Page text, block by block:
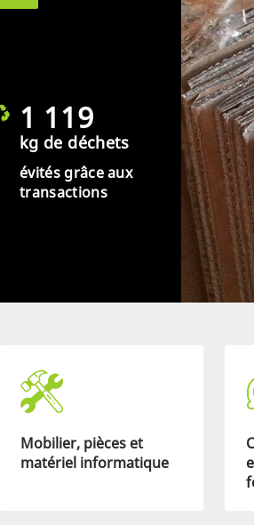
1 119
kg de déchets
évités grâce aux
transactions
Mobilier, pièces et
matériel informatique